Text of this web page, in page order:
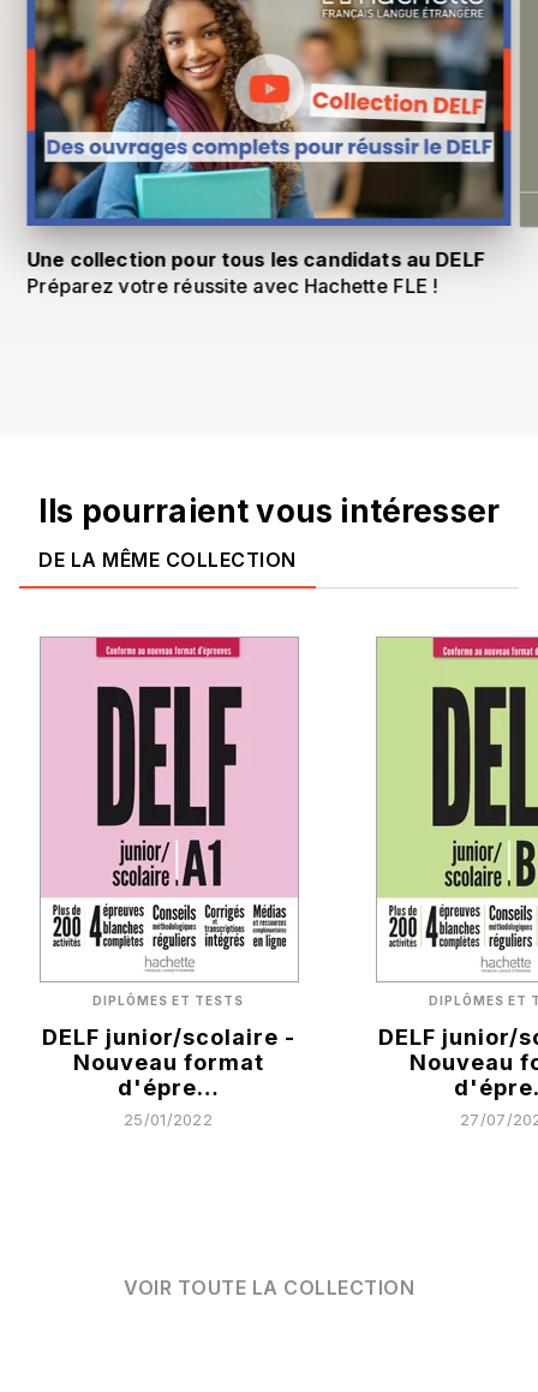
Une collection pour tous les candidats au DELF
Préparez votre réussite avec Hachette FLE !
Ils pourraient vous intéresser
DE LA MÊME COLLECTION
DIPLÔMES ET TESTS
DELF junior/scolaire -
Nouveau format
d'épre…
25/01/2022
DIPLÔMES ET
DELF junior/
Nouveau
27/07/
VOIR TOUTE LA COLLECTION